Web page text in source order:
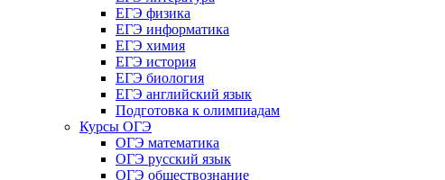
ЕГЭ физика
ЕГЭ информатика
ЕГЭ химия
ЕГЭ история
ЕГЭ биология
ЕГЭ английский язык
Подготовка к олимпиадам
Курсы ОГЭ
ОГЭ математика
ОГЭ русский язык
ОГЭ обществознание